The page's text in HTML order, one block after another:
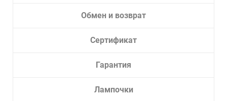
Цвет арматуры белый
Обмен и возврат
Сертификат
Гарантия
Лампочки